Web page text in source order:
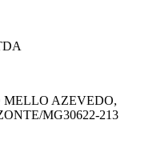
MELLO AZEVEDO,
MG30622-213